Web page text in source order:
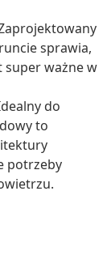
sprawia,
super ważne w
do
to
potrzeby